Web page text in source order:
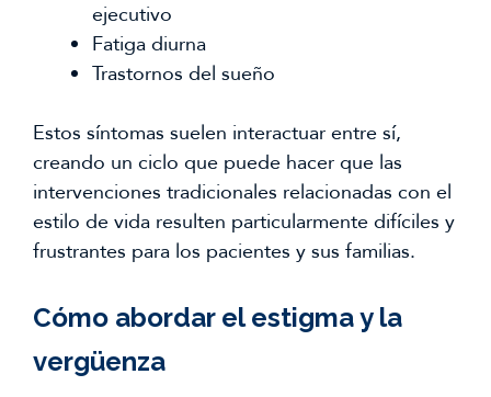
ejecutivo
Fatiga diurna
Trastornos del sueño
Estos síntomas suelen interactuar entre sí,
creando un ciclo que puede hacer que las
intervenciones tradicionales relacionadas con el
estilo de vida resulten particularmente difíciles y
frustrantes para los pacientes y sus familias.
Cómo abordar el estigma y la
vergüenza